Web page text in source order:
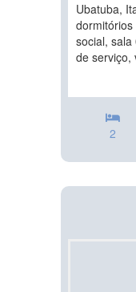
Ubatuba,
social,
de serviço,
2